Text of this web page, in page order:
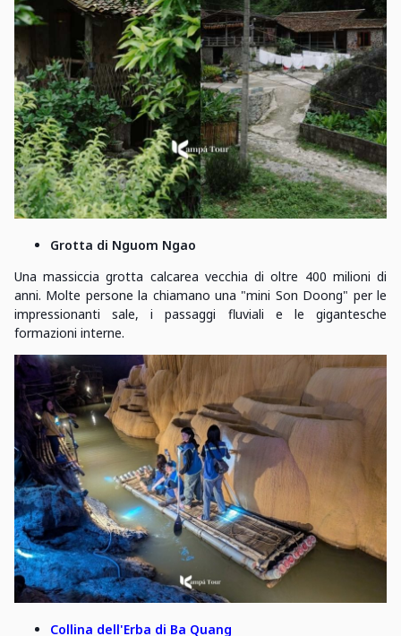
Grotta di Nguom Ngao
Una massiccia grotta calcarea vecchia di oltre 400 milioni di
anni. Molte persone la chiamano una "mini Son Doong" per le
impressionanti sale, i passaggi fluviali e le gigantesche
formazioni interne.
Collina dell'Erba di Ba Quang